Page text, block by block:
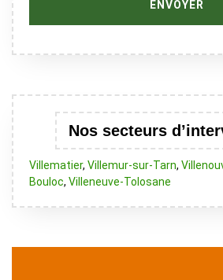
Nos secteurs
Villematier, Villemur-sur-Tarn,
Bouloc, Villeneuve-Tolosane